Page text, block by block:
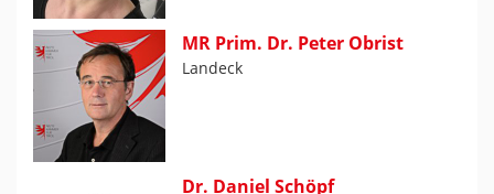
MR Prim. Dr. Peter Obrist
Landeck
Dr. Daniel Schöpf